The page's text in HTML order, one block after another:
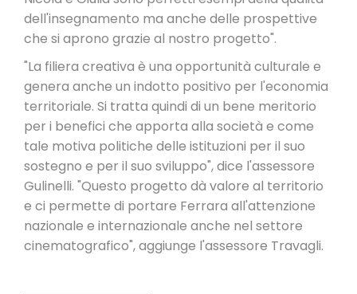
dell'insegnamento ma anche delle prospettive
che si aprono grazie al nostro progetto".
"La filiera creativa è una opportunità culturale e
genera anche un indotto positivo per l'economia
territoriale. Si tratta quindi di un bene meritorio
per i benefici che apporta alla società e come
tale motiva politiche delle istituzioni per il suo
sostegno e per il suo sviluppo", dice l'assessore
Gulinelli. "Questo progetto dà valore al territorio
e ci permette di portare Ferrara all'attenzione
nazionale e internazionale anche nel settore
cinematografico", aggiunge l'assessore Travagli.